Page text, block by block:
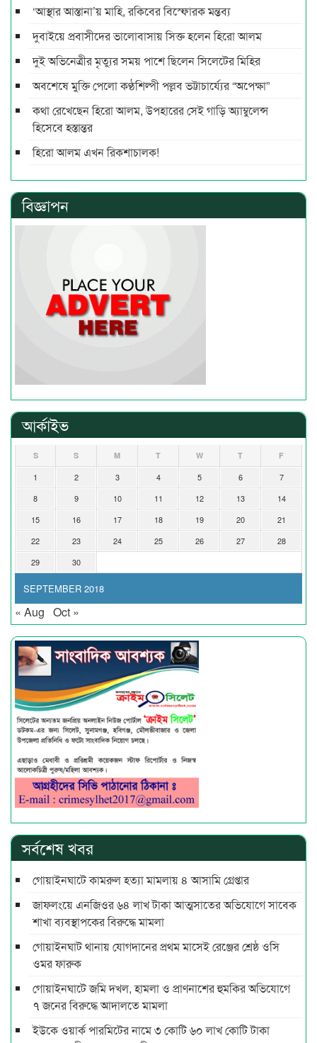
‘আস্থার আস্তানা’য় মাহি, রকিবের বিস্ফোরক মন্তব্য
দুবাইয়ে প্রবাসীদের ভালোবাসায় সিক্ত হলেন হিরো আলম
দুই অভিনেত্রীর মৃত্যুর সময় পাশে ছিলেন সিলেটের মিহির
অবশেষে মুক্তি পেলো কণ্ঠশিল্পী পল্লব ভট্টাচার্য্যের “অপেক্ষা”
কথা রেখেছেন হিরো আলম, উপহারের সেই গাড়ি অ্যাম্বুলেন্স
হিসেবে হস্তান্তর
হিরো আলম এখন রিকশাচালক!
বিজ্ঞাপন
আর্কাইভ
SEPTEMBER 2018
S S M T W T F
1 2 3 4 5 6
7
8
9 10 11 12 13
14
15
16 17 18 19 20
21
22
23 24 25 26 27
28
29
30
« Aug Oct »
সর্বশেষ খবর
গোয়াইনঘাটে কামরুল হত্যা মামলায় ৪ আসামি গ্রেপ্তার
জাফলংয়ে এনজিওর ৬৪ লাখ টাকা আত্মসাতের অভিযোগে সাবেক
শাখা ব্যবস্থাপকের বিরুদ্ধে মামলা
গোয়াইনঘাট থানায় যোগদানের প্রথম মাসেই রেঞ্জের শ্রেষ্ঠ ওসি
ওমর ফারুক
গোয়াইনঘাটে জমি দখল, হামলা ও প্রাণনাশের হুমকির অভিযোগে
৭ জনের বিরুদ্ধে আদালতে মামলা
ইউকে ওয়ার্ক পারমিটের নামে ৩ কোটি ৬০ লাখ কোটি টাকা